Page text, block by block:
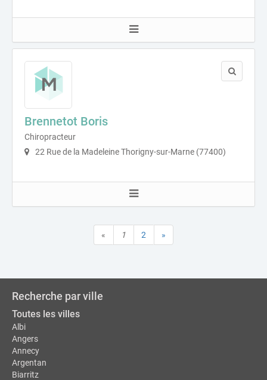
Brennetot Boris
Chiropracteur
22 Rue de la Madeleine Thorigny-sur-Marne (77400)
« 1 2 »
Recherche par ville
Toutes les villes
Albi
Angers
Annecy
Argentan
Biarritz